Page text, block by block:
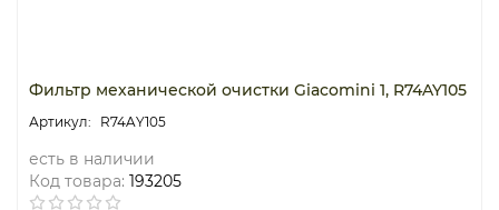
Фильтр механической очистки Giacomini 1, R74AY105
R74AY105
есть в наличии
Код товара: 193205